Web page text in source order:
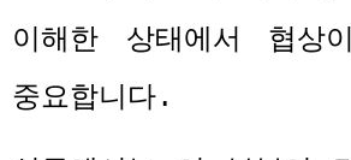
이해한 상태에서 협상
중요합니다.